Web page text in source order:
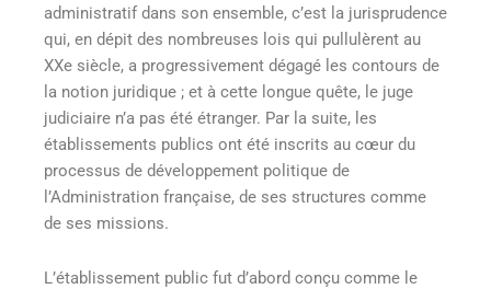
administratif dans son ensemble, c’est la jurisprudence
qui, en dépit des nombreuses lois qui pullulèrent au
XXe siècle, a progressivement dégagé les contours de
la notion juridique ; et à cette longue quête, le juge
judiciaire n’a pas été étranger. Par la suite, les
établissements publics ont été inscrits au cœur du
processus de développement politique de
l’Administration française, de ses structures comme
de ses missions.
L’établissement public fut d’abord conçu comme le